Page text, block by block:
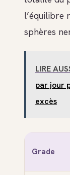
l’équilibre
sphères
LIRE
par jour
excès
Grade